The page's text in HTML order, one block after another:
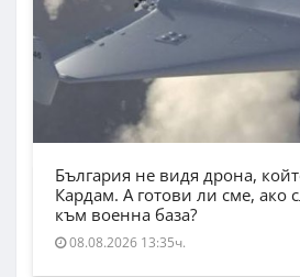
България не видя дрона,
Кардам. А готови ли сме, ако
към военна база?
08.08.2026 13:35ч.